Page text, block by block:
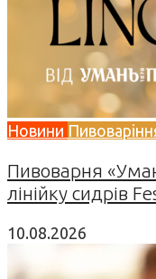
Новини
Пивоварня
лінійку сидрів
10.08.2026